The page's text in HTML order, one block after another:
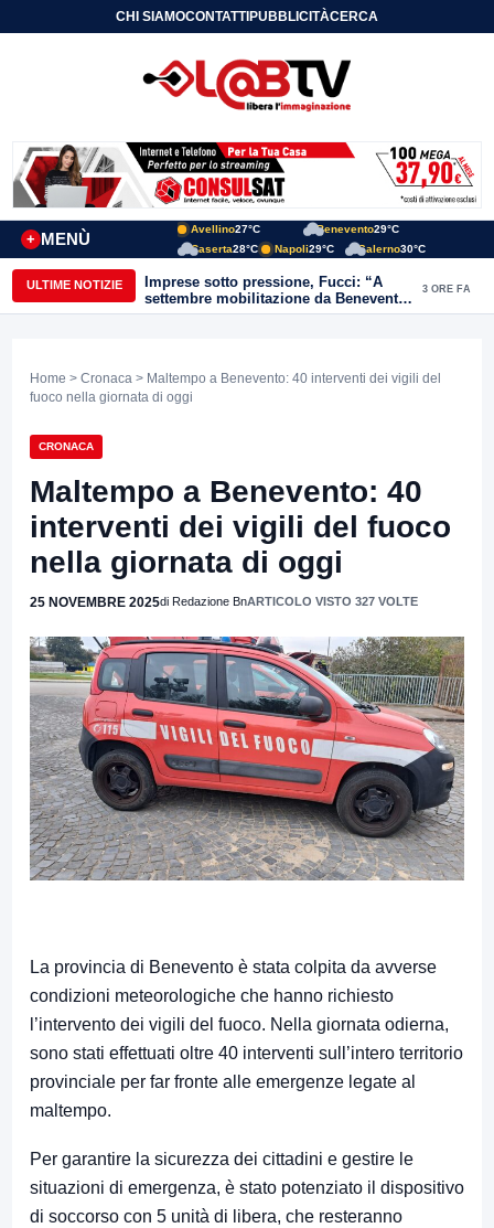
CHI SIAMOCONTATTIPUBBLICITÀCERCA
MENÙ
+
Avellino27°C Benevento29°C
Caserta28°C Napoli29°C Salerno30°C
ULTIME NOTIZIE
Imprese sotto pressione, Fucci: “A
settembre mobilitazione da Benevento
e Avellino”
3 ORE FA
Home > Cronaca > Maltempo a Benevento: 40 interventi dei vigili del
fuoco nella giornata di oggi
CRONACA
Maltempo a Benevento: 40
interventi dei vigili del fuoco
nella giornata di oggi
25 NOVEMBRE 2025di Redazione BnARTICOLO VISTO 327 VOLTE
La provincia di Benevento è stata colpita da avverse
condizioni meteorologiche che hanno richiesto
l’intervento dei vigili del fuoco. Nella giornata odierna,
sono stati effettuati oltre 40 interventi sull’intero territorio
provinciale per far fronte alle emergenze legate al
maltempo.
Per garantire la sicurezza dei cittadini e gestire le
situazioni di emergenza, è stato potenziato il dispositivo
di soccorso con 5 unità di libera, che resteranno